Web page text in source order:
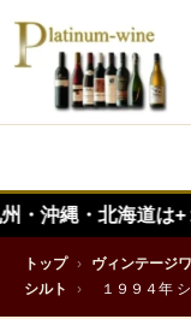
海道は+１日 離島
トップ › ヴィンテージ
シルト
› １９９４年